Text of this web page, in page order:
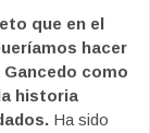
que en el
hacer
como
historia
Ha sido